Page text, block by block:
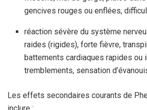
gencives rouges ou enflées,
réaction sévère du système
raides (rigides), forte fièvre,
battements cardiaques rapides ou
tremblements, sensation
Les effets secondaires courants de
inclure :